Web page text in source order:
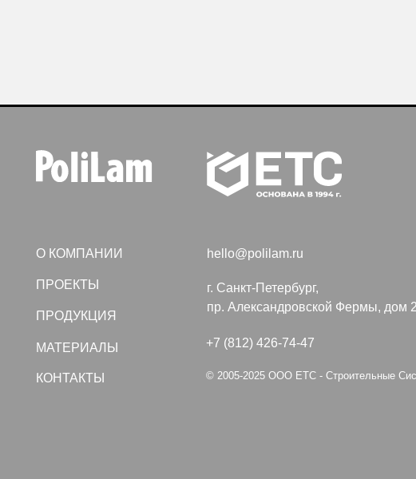
ПРОДУКЦИЯ
ПРОЕКТЫ
г. Санкт-Петербург,
пр. Александровской Фермы, дом 29, корп. 3
Создание сайта VolkovGroup
Политика конфиденциальности